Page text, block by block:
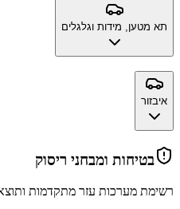
תא מטען, מידות וגלגלים
איבזור
בטיחות ומבחני ריסוק
רשימת מערכות עזר מתקדמות